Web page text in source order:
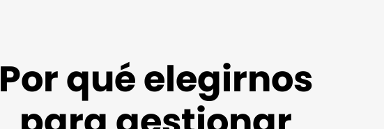
Por qué elegirnos